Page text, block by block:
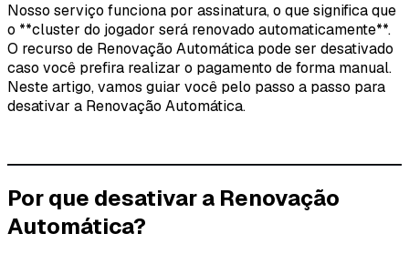
Nosso serviço funciona por assinatura, o que significa que
o **cluster do jogador será renovado automaticamente**.
O recurso de Renovação Automática pode ser desativado
caso você prefira realizar o pagamento de forma manual.
Neste artigo, vamos guiar você pelo passo a passo para
desativar a Renovação Automática.
Por que desativar a Renovação
Automática?